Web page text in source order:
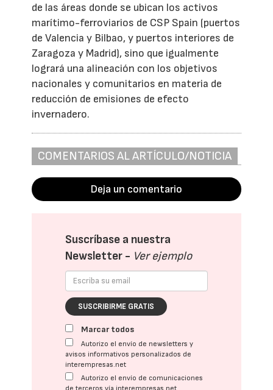
de las áreas donde se ubican los activos
marítimo-ferroviarios de CSP Spain (puertos
de Valencia y Bilbao, y puertos interiores de
Zaragoza y Madrid), sino que igualmente
logrará una alineación con los objetivos
nacionales y comunitarios en materia de
reducción de emisiones de efecto
invernadero.
COMENTARIOS AL ARTÍCULO/NOTICIA
Deja un comentario
Suscríbase a nuestra
Newsletter - Ver ejemplo
SUSCRIBIRME GRATIS
Marcar todos
Autorizo el envío de newsletters y
avisos informativos personalizados de
interempresas.net
Autorizo el envío de comunicaciones